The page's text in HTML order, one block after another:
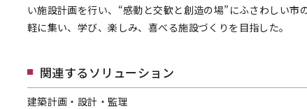
関連するソリューション
建築計画・設計・監理
い施設計画を行い、“感動と交歓と創造の場”にふさわしい市
軽に集い、学び、楽しみ、喜べる施設づくりを目指した。